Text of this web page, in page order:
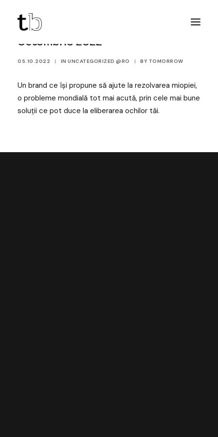
Octombrie 2022
05.10.2022 | IN UNCATEGORIZED @RO | BY TOMORROW
Un brand ce își propune să ajute la rezolvarea miopiei,
o probleme mondială tot mai acută, prin cele mai bune
soluții ce pot duce la eliberarea ochilor tăi.